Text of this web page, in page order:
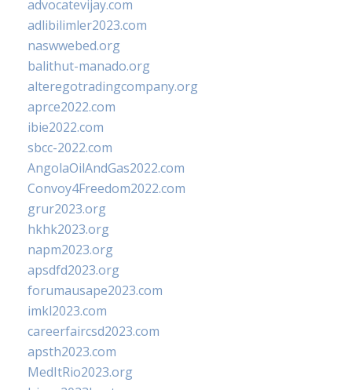
advocatevijay.com
adlibilimler2023.com
naswwebed.org
balithut-manado.org
alteregotradingcompany.org
aprce2022.com
ibie2022.com
sbcc-2022.com
AngolaOilAndGas2022.com
Convoy4Freedom2022.com
grur2023.org
hkhk2023.org
napm2023.org
apsdfd2023.org
forumausape2023.com
imkl2023.com
careerfaircsd2023.com
apsth2023.com
MedItRio2023.org